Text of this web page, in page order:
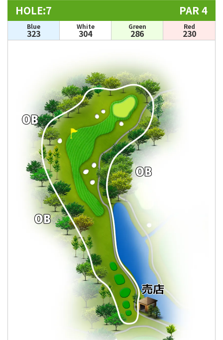
HOLE:7 PAR 4
Blue
323
White
304
Green
286
Red
230